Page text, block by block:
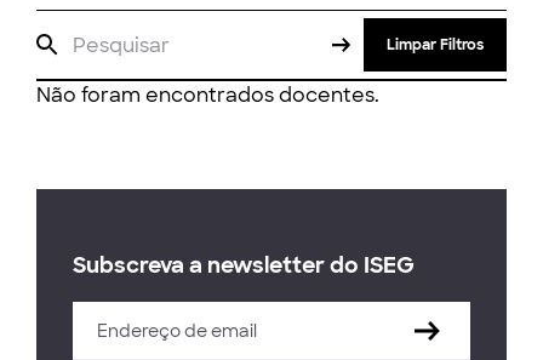
Limpar Filtros
Não foram encontrados docentes.
Subscreva a newsletter do ISEG